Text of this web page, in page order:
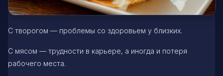
С творогом — проблемы со здоровьем у близких.
С мясом — трудности в карьере, а иногда и потеря
рабочего места.